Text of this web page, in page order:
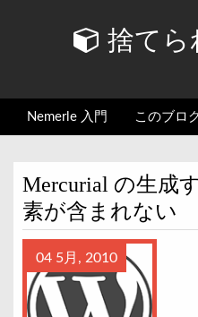
捨てら
Nemerle 入門 このブロ
Mercurial の生成
素が含まれない
04 5月, 2010